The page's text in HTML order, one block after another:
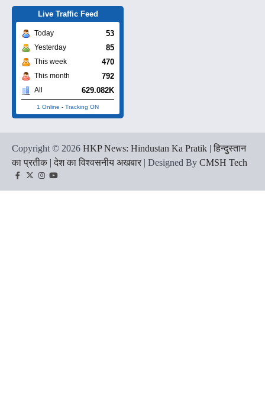
Live Traffic Feed
Today 53
Yesterday 85
This week 470
This month 792
All 629.082K
1 Online - Tracking ON
Copyright © 2026 HKP News: Hindustan Ka Pratik | हिन्दुस्तान
का प्रतीक | देश का विश्वसनीय अखबार | Designed By CMSH Tech
Facebook
TwitterInstagram
YouTube